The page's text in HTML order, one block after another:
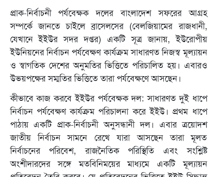
প্রাক-নির্বাচনী পর্যবেক্ষক দলের বাংলাদেশ সফরের আগ্রহ
সম্পর্কে জানতে চাইলে ব্রাসেলসের (বেলজিয়ামের রাজধানী,
যেখানে ইইউর সদর দপ্তর) একটি সূত্র জানায়, ইউরোপীয়
ইউনিয়নের নির্বাচন পর্যবেক্ষণ কার্যক্রম সাধারণত নিজস্ব মূল্যায়ন
ও স্বাগতিক দেশের অনুমতির ভিত্তিতে পরিচালিত হয়। এবারও
উভয়পক্ষের সম্মতির ভিত্তিতে তারা পর্যবেক্ষণে আসছেন।
কীভাবে কাজ করবে ইইউর পর্যবেক্ষক দল: সাধারণত দুই ধাপে
নির্বাচন পর্যবেক্ষণ কার্যক্রম পরিচালনা করে ইইউ। প্রথম ধাপে
পাঠায় একটি প্রাক-নির্বাচনী অনুসন্ধানী দল। এবার ত্রয়োদশ
জাতীয় নির্বাচন সামনে রেখে যারা আসছেন তারা মূলত
নির্বাচনের পরিবেশ, রাজনৈতিক পরিস্থিতি এবং সংশ্লিষ্ট
অংশীদারদের সঙ্গে মতবিনিময়ের মাধ্যমে একটি মূল্যায়ন